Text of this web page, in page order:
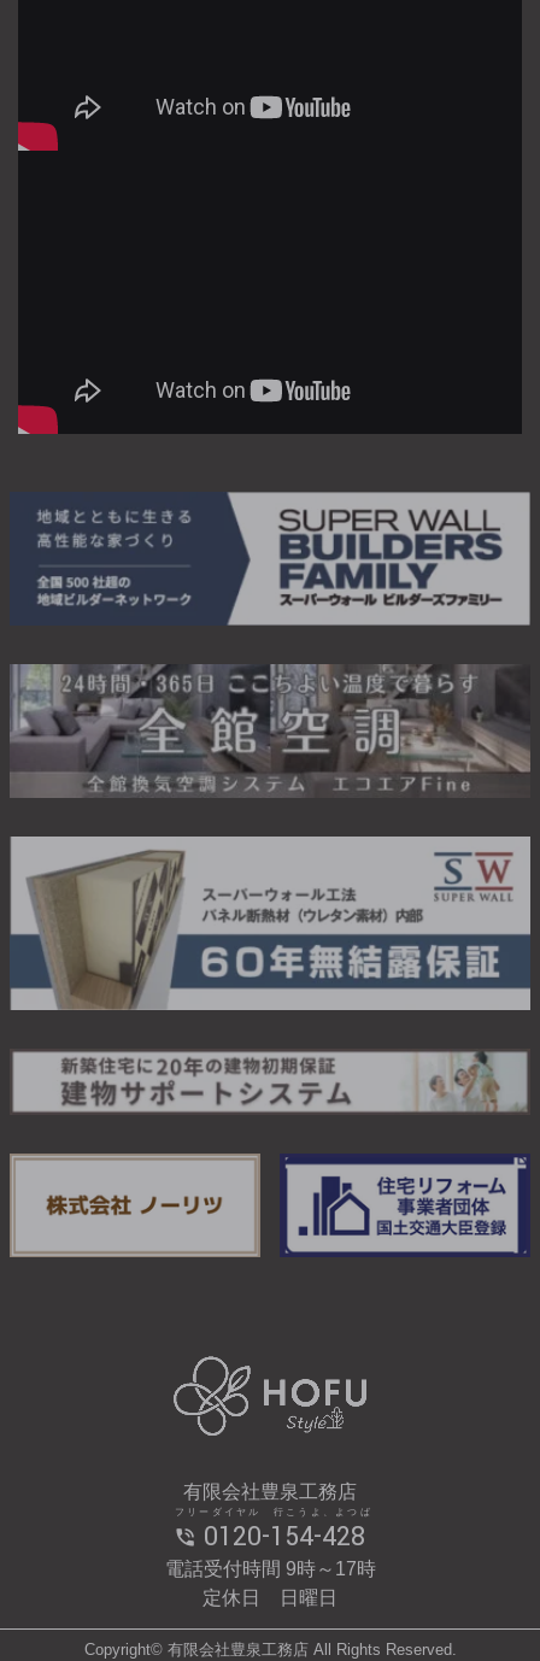
有限会社豊泉工務店
0120-154-428
フリーダイヤル 行こうよ、よつば
電話受付時間 9時～17時
定休日 日曜日
Copyright© 有限会社豊泉工務店 All Rights Reserved.